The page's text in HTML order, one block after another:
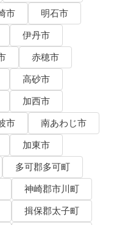
市
明石市
伊丹市
赤穂市
高砂市
加西市
市
南あわじ市
加東市
多可郡多可町
神崎郡市川町
揖保郡太子町